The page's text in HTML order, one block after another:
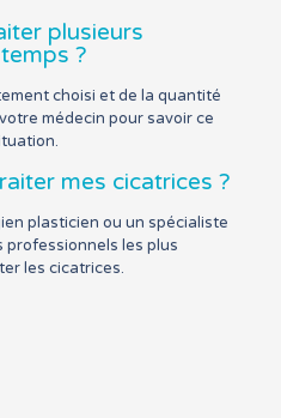
plusieurs
?
choisi et de la quantité
médecin pour savoir ce
mes cicatrices ?
plasticien ou un spécialiste
professionnels les plus
les cicatrices.